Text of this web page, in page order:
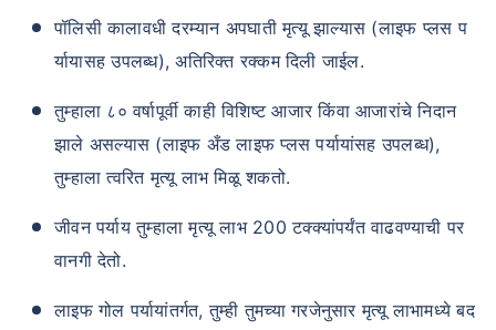
पॉलिसी कालावधी दरम्यान अपघाती मृत्यू झाल्यास (लाइफ प्लस प
र्यायासह उपलब्ध), अतिरिक्त रक्कम दिली जाईल.
तुम्हाला ८० वर्षापूर्वी काही विशिष्ट आजार किंवा आजारांचे निदान
झाले असल्यास (लाइफ अँड लाइफ प्लस पर्यायांसह उपलब्ध),
तुम्हाला त्वरित मृत्यू लाभ मिळू शकतो.
जीवन पर्याय तुम्हाला मृत्यू लाभ 200 टक्क्यांपर्यंत वाढवण्याची पर
वानगी देतो.
लाइफ गोल पर्यायांतर्गत, तुम्ही तुमच्या गरजेनुसार मृत्यू लाभामध्ये बद